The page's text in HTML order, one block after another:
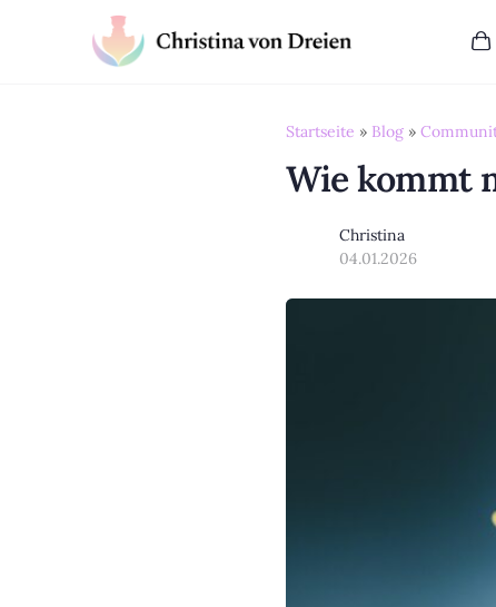
Startseite » Blog »
Wie kommt
Christina
04.01.2026